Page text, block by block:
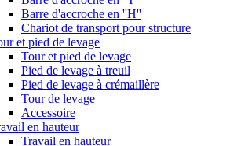
Barre d'accroche en ''H''
Chariot de transport pour structure
et pied de levage
Tour et pied de levage
Pied de levage à treuil
Pied de levage à crémaillère
Tour de levage
Accessoire
en hauteur
Travail en hauteur